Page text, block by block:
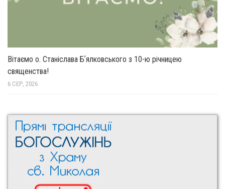
Вітаємо о. Станіслава Бʼялковського з 10-ю річницею
священства!
6 СЕР, 2026